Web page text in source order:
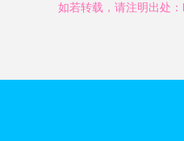
如若转载，请注明出处